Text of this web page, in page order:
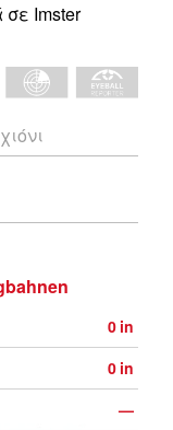
σε Imster
0 in
0 in
—